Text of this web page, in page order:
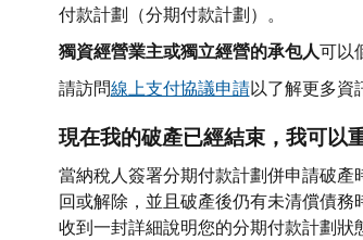
付款計劃（分期付款計劃）。
獨資經營業主或獨立經營的承包人可以
請訪問線上支付協議申請以了解更多資
現在我的破產已經結束，我可以
當納稅人簽署分期付款計劃併申請破
回或解除，並且破產後仍有未清償債
收到一封詳細說明您的分期付款計劃